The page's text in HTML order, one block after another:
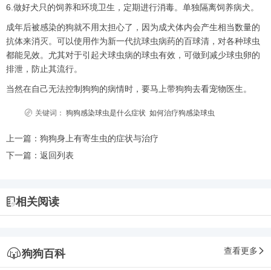
6.做好犬只的饲养和环境卫生，定期进行消毒。单独隔离饲养病犬。
成年后被感染的狗就不用太担心了，因为成犬体内会产生相当数量的
抗体来消灭。可以使用作为新一代抗球虫病药的百球清，对各种球虫
都能见效。尤其对于引起犬球虫病的球虫有效，可做到减少球虫卵的
排泄，防止其流行。
当然在自己无法控制狗狗的病情时，要马上带狗狗去看宠物医生。
关键词： 狗狗感染球虫是什么症状 如何治疗狗感染球虫
上一篇： 狗狗身上有寄生虫的症状与治疗
下一篇： 返回列表
相关阅读
狗狗百科 查看更多